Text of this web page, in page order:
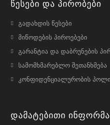
Წესები Და Პირობები
გადახდის წესები
მიწოდების პიროებები
გარანტია და დაბრუნების
სამომხმარებლო შეთანხმება
კონფიდენციალურობის
Დამატებითი